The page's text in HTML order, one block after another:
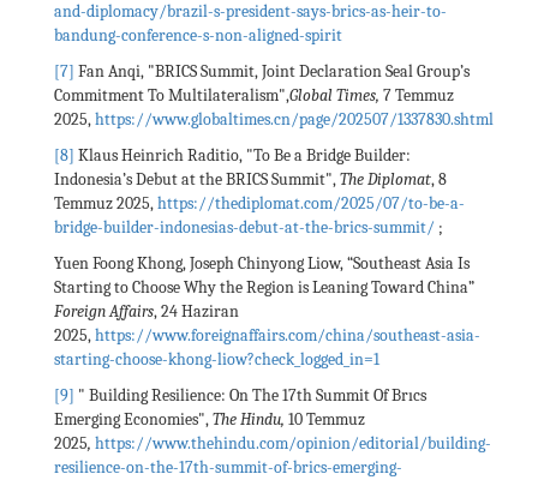
and-diplomacy/brazil-s-president-says-brics-as-heir-to-
bandung-conference-s-non-aligned-spirit
[7] Fan Anqi, "BRICS Summit, Joint Declaration Seal Group’s
Commitment To Multilateralism",Global Times, 7 Temmuz
2025,https://www.globaltimes.cn/page/202507/1337830.shtml
[8] Klaus Heinrich Raditio, "To Be a Bridge Builder:
Indonesia’s Debut at the BRICS Summit",The Diplomat, 8
Temmuz 2025,https://thediplomat.com/2025/07/to-be-a-
bridge-builder-indonesias-debut-at-the-brics-summit/ ;
Yuen Foong Khong, Joseph Chinyong Liow, “Southeast Asia Is
Starting to Choose Why the Region is Leaning Toward China”
Foreign Affairs, 24 Haziran
2025,https://www.foreignaffairs.com/china/southeast-asia-
starting-choose-khong-liow?check_logged_in=1
[9] " Building Resilience: On The 17th Summit Of Brıcs
Emerging Economies",The Hindu, 10 Temmuz
2025, https://www.thehindu.com/opinion/editorial/building-
resilience-on-the-17th-summit-of-brics-emerging-